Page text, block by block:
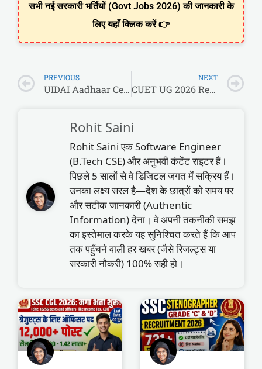
सभी नई सरकारी भर्तियों (Govt Jobs 2026) की जानकारी के
लिए यहाँ क्लिक करें 👉
PREVIOUS
UIDAI Aadhaar Center 2026: बिना परीक्षा 12वीं पास के लिए शानदार मौका! अपने ही गाँव/शहर में पाएं ‘आधार कार्ड’ का सरकारी काम
NEXT
CUET UG 2026 Registration Reopen: NTA ने दी बड़ी राहत, आवेदन का आखिरी मौका!
Rohit Saini
Rohit Saini एक Software Engineer
(B.Tech CSE) और अनुभवी कंटेंट राइटर हैं।
पिछले 5 सालों से वे डिजिटल जगत में सक्रिय हैं।
उनका लक्ष्य सरल है—देश के छात्रों को समय पर
और सटीक जानकारी (Authentic
Information) देना। वे अपनी तकनीकी समझ
का इस्तेमाल करके यह सुनिश्चित करते हैं कि आप
तक पहुँचने वाली हर खबर (जैसे रिजल्ट्स या
सरकारी नौकरी) 100% सही हो।